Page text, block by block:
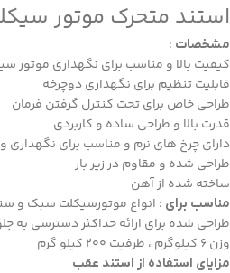
استند متحرک موتور
مشخصات :
کیفیت بالا و مناسب برای نگهداری موتور
قابلیت تنظیم برای نگهداری دوچرخه
طراحی خاص برای تحت کنترل گرفتن فرمان
قدرت بالا و طراحی ساده و کاربردی
دارای چرخ های نرم و مناسب برای نگهداری
طراحی شده و مقاوم در زیر بار
ساخته شده از آهن
مناسب برای : انواع موتورسیکلت سبک و
طراحی شده برای ارائه حداکثر دسترسی به
وزن 6 کیلوگرم ، ظرفیت 200 کیلو گرم
مزایای استفاده از استند عقب